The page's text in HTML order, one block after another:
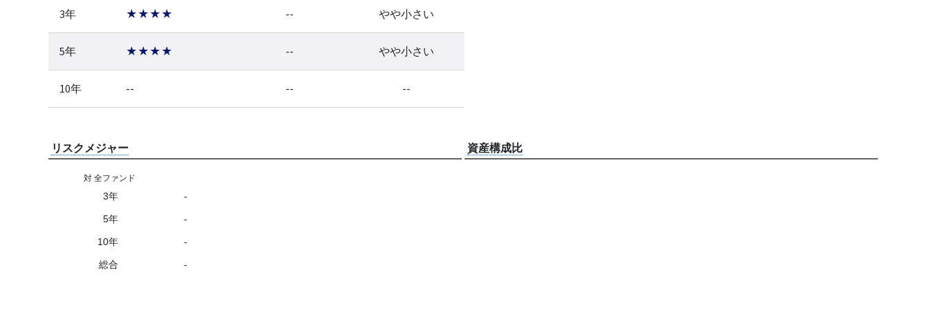
3年 ★★★★ -- やや小さい
5年 ★★★★ -- やや小さい
10年 -- -- --
リスクメジャー
対 全ファンド
3年 -
5年 -
10年 -
総合 -
資産構成比